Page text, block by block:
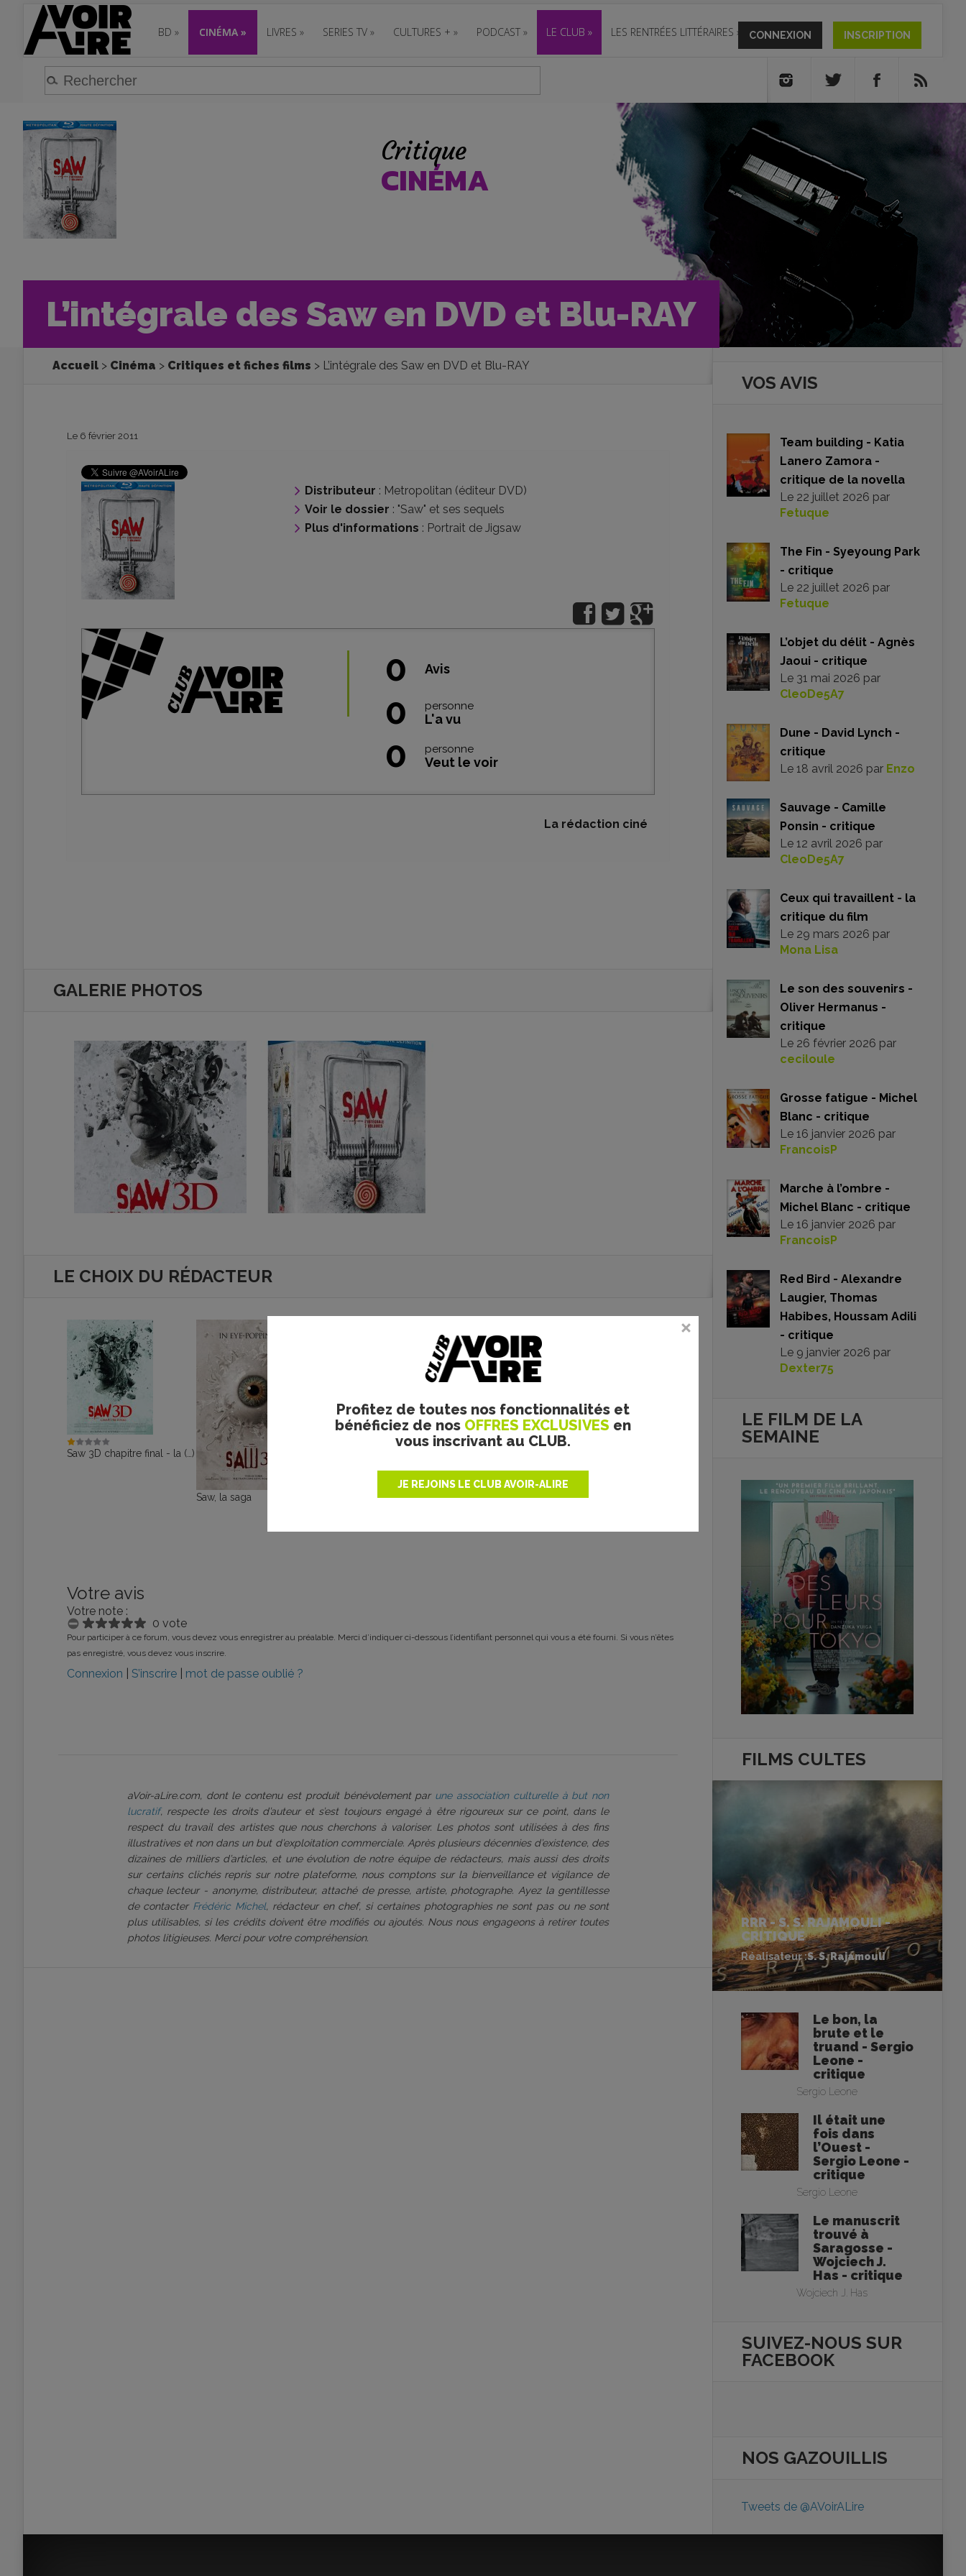
BD » CINÉMA » LIVRES » SERIES TV » CULTURES + » PODCAST » LE CLUB » LES RENTRÉES LITTÉRAIRES » CONNEXION INSCRIPTION
Profitez de toutes nos fonctionnalités et
bénéficiez de nos OFFRES EXCLUSIVES en
vous inscrivant au CLUB.
JE REJOINS LE CLUB AVOIR-ALIRE
Critique
CINÉMA
L’intégrale des Saw en DVD et Blu-RAY
Accueil Cinéma Critiques et fiches films L’intégrale des Saw en DVD et Blu-RAY
Le 6 février 2011
Distributeur : Metropolitan (éditeur DVD)
Voir le dossier : "Saw" et ses sequels
Plus d'informations : Portrait de Jigsaw
0 Avis
0 personne
L'a vu
0 personne
Veut le voir
La rédaction ciné
GALERIE PHOTOS
LE CHOIX DU RÉDACTEUR
Saw 3D chapitre final - la (…)
Saw, la saga
Saw - la critique
Votre avis
Votre note :
0 vote
Pour participer à ce forum, vous devez vous enregistrer au préalable. Merci d’indiquer ci-dessous l’identifiant personnel qui vous a été fourni. Si vous n’êtes
pas enregistré, vous devez vous inscrire.
Connexion S’inscrire mot de passe oublié ?
aVoir-aLire.com, dont le contenu est produit bénévolement par une association culturelle à but non
lucratif, respecte les droits d’auteur et s’est toujours engagé à être rigoureux sur ce point, dans le
respect du travail des artistes que nous cherchons à valoriser. Les photos sont utilisées à des fins
illustratives et non dans un but d’exploitation commerciale. Après plusieurs décennies d’existence, des
dizaines de milliers d’articles, et une évolution de notre équipe de rédacteurs, mais aussi des droits
sur certains clichés repris sur notre plateforme, nous comptons sur la bienveillance et vigilance de
chaque lecteur - anonyme, distributeur, attaché de presse, artiste, photographe. Ayez la gentillesse
de contacter Frédéric Michel, rédacteur en chef, si certaines photographies ne sont pas ou ne sont
plus utilisables, si les crédits doivent être modifiés ou ajoutés. Nous nous engageons à retirer toutes
photos litigieuses. Merci pour votre compréhension.
VOS AVIS
Team building - Katia
Lanero Zamora -
critique de la novella
Le 22 juillet 2026 par
Fetuque
The Fin - Syeyoung Park
- critique
Le 22 juillet 2026 par
Fetuque
L’objet du délit - Agnès
Jaoui - critique
Le 31 mai 2026 par
CleoDe5A7
Dune - David Lynch -
critique
Le 18 avril 2026 par Enzo
Sauvage - Camille
Ponsin - critique
Le 12 avril 2026 par
CleoDe5A7
Ceux qui travaillent - la
critique du film
Le 29 mars 2026 par
Mona Lisa
Le son des souvenirs -
Oliver Hermanus -
critique
Le 26 février 2026 par
ceciloule
Grosse fatigue - Michel
Blanc - critique
Le 16 janvier 2026 par
FrancoisP
Marche à l’ombre -
Michel Blanc - critique
Le 16 janvier 2026 par
FrancoisP
Red Bird - Alexandre
Laugier, Thomas
Habibes, Houssam Adili
- critique
Le 9 janvier 2026 par
Dexter75
LE FILM DE LA
SEMAINE
FILMS CULTES
RRR - S. S. RAJAMOULI -
CRITIQUE
Réalisateur :S. S. Rajamouli
Le bon, la
brute et le
truand - Sergio
Leone -
critique
Sergio Leone
Il était une
fois dans
l’Ouest -
Sergio Leone -
critique
Sergio Leone
Le manuscrit
trouvé à
Saragosse -
Wojciech J.
Has - critique
Wojciech J. Has
SUIVEZ-NOUS SUR
FACEBOOK
NOS GAZOUILLIS
Tweets de @AVoirALire